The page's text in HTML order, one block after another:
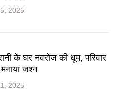
2025
के घर नवरोज की धूम, परिवार
जश्न
2025